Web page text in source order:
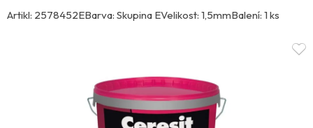
Artikl: 2578452EBarva: Skupina EVelikost: 1,5mmBalení: 1 ks